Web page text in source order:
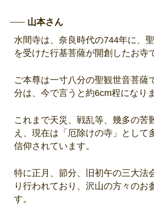
山本さん
水間寺は、奈良時代の744年に、
を受けた行基菩薩が開創したお寺
ご本尊は一寸八分の聖観世音菩薩
分は、今で言うと約6cm程になりま
これまで天災、戦乱等、幾多の苦
え、現在は「厄除けの寺」として
信仰されています。
特に正月、節分、旧初午の三大法
り行われており、沢山の方々のお
す。